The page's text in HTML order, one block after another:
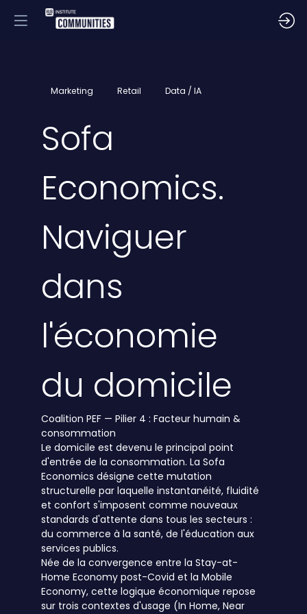
Marketing Retail Data / IA
Sofa
Economics.
Naviguer
dans
l'économie
du domicile
Coalition PEF — Pilier 4 : Facteur humain &
consommation
Le domicile est devenu le principal point
d'entrée de la consommation. La Sofa
Economics désigne cette mutation
structurelle par laquelle instantanéité, fluidité
et confort s'imposent comme nouveaux
standards d'attente dans tous les secteurs :
du commerce à la santé, de l'éducation aux
services publics.
Née de la convergence entre la Stay-at-
Home Economy post-Covid et la Mobile
Economy, cette logique économique repose
sur trois contextes d'usage (In Home, Near